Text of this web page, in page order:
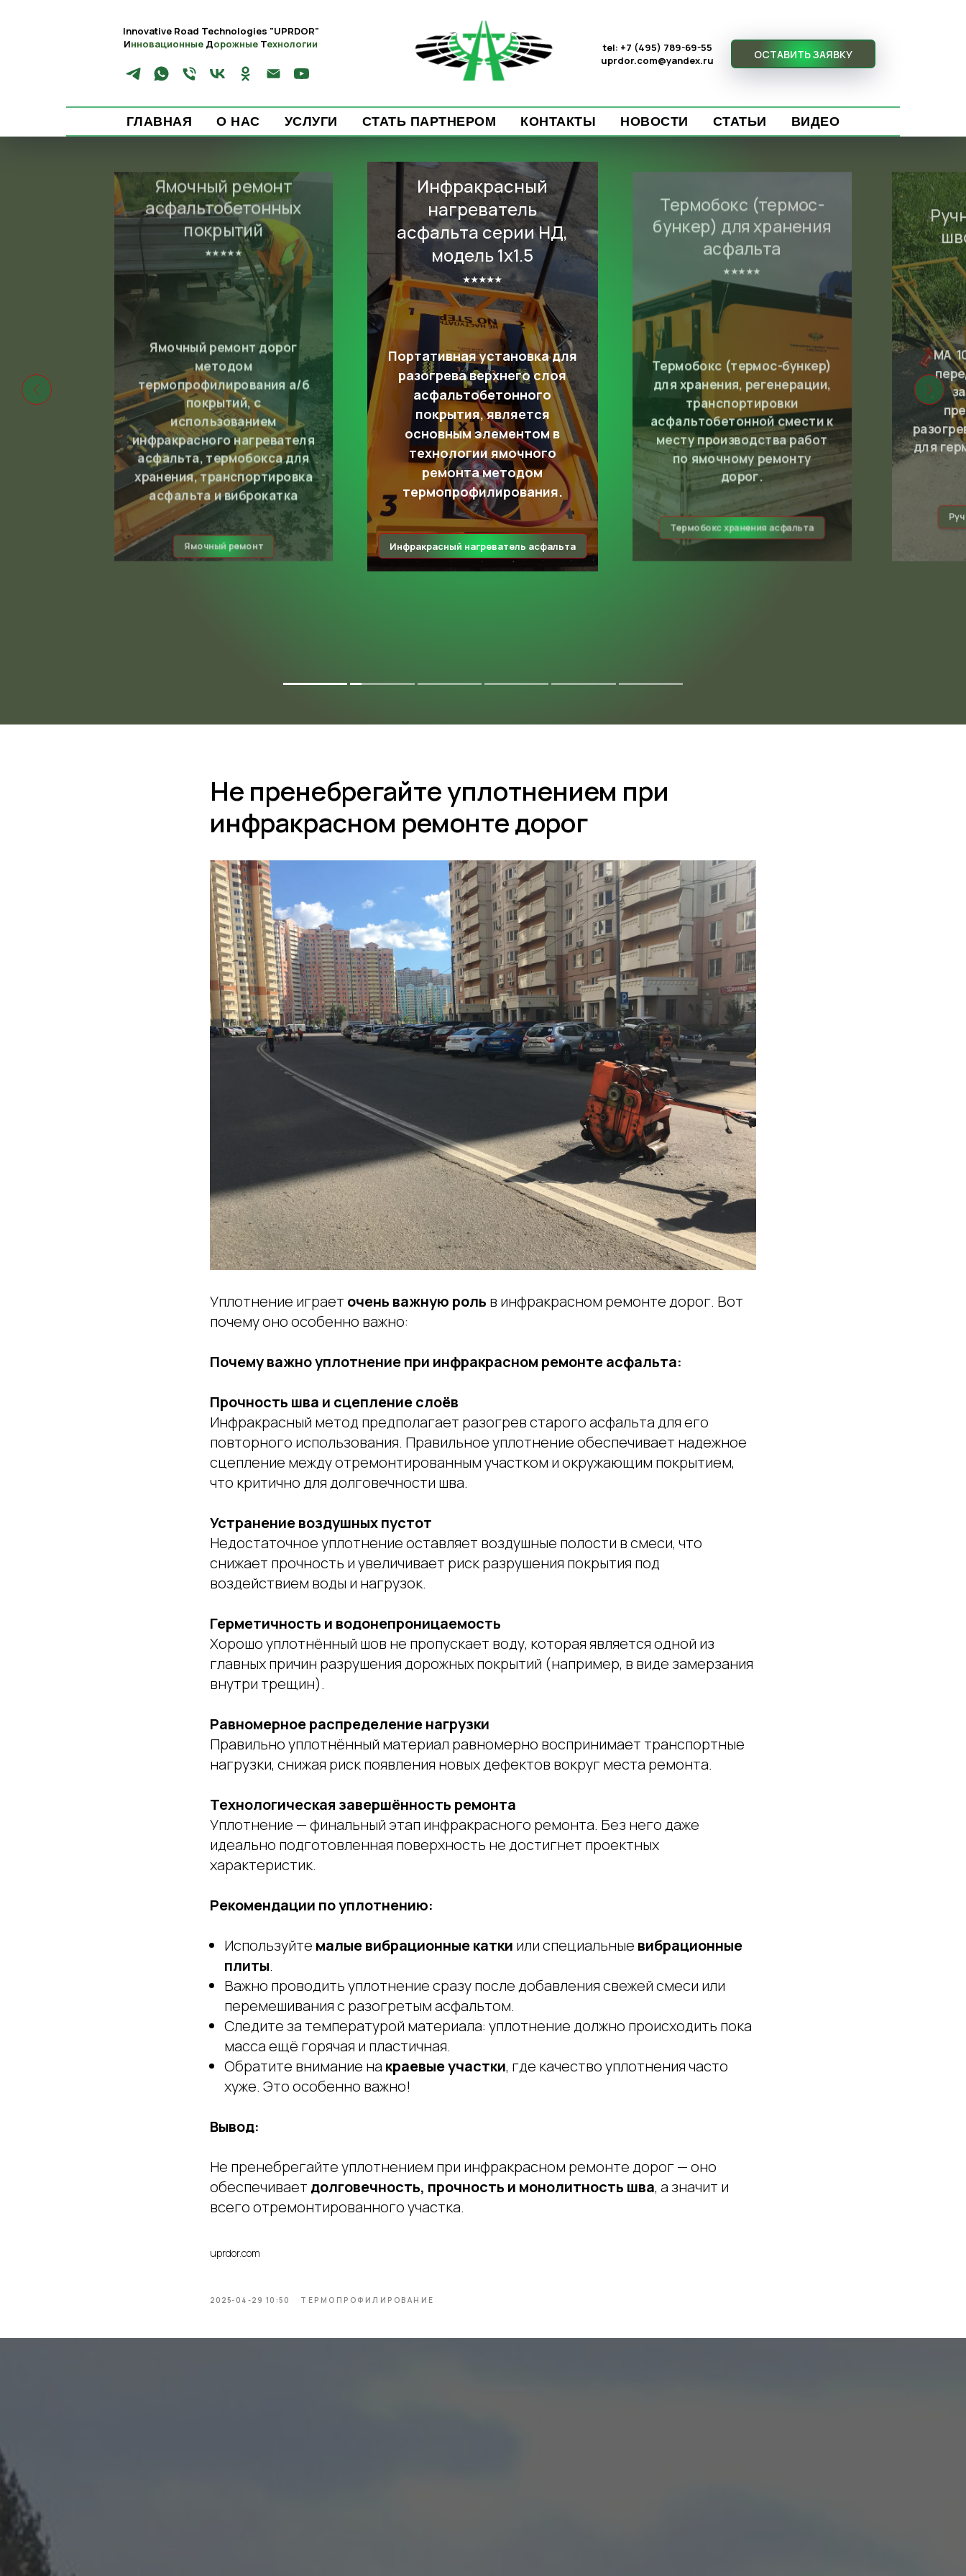
Innovative Road Technologies "UPRDOR"
Инновационные Дорожные Технологии
tel: +7 (495) 789-69-55
uprdor.com@yandex.ru
ОСТАВИТЬ ЗАЯВКУ
ГЛАВНАЯ О НАС УСЛУГИ СТАТЬ ПАРТНЕРОМ КОНТАКТЫ НОВОСТИ СТАТЬИ ВИДЕО
Ямочный ремонт
асфальтобетонных
покрытий
⭑⭑⭑⭑⭑
Ямочный ремонт дорог
методом
термопрофилирования а/б
покрытий, с
использованием
инфракрасного нагревателя
асфальта, термобокса для
хранения, транспортировка
асфальта и виброкатка
Ямочный ремонт
Инфракрасный
нагреватель
асфальта серии НД,
модель 1х1.5
⭑⭑⭑⭑⭑
Портативная установка для
разогрева верхнего слоя
асфальтобетонного
покрытия, является
основным элементом в
технологии ямочного
ремонта методом
термопрофилирования.
Инфракрасный нагреватель асфальта
Термобокс (термос-
бункер) для хранения
асфальта
⭑⭑⭑⭑⭑
Термобокс (термос-бункер)
для хранения, регенерации,
транспортировки
асфальтобетонной смести к
месту производства работ
по ямочному ремонту
дорог.
Термобокс хранения асфальта
MA
для
Не пренебрегайте уплотнением при
инфракрасном ремонте дорог
Уплотнение играет очень важную роль в инфракрасном ремонте дорог. Вот
почему оно особенно важно:
Почему важно уплотнение при инфракрасном ремонте асфальта:
Прочность шва и сцепление слоёв
Инфракрасный метод предполагает разогрев старого асфальта для его
повторного использования. Правильное уплотнение обеспечивает надежное
сцепление между отремонтированным участком и окружающим покрытием,
что критично для долговечности шва.
Устранение воздушных пустот
Недостаточное уплотнение оставляет воздушные полости в смеси, что
снижает прочность и увеличивает риск разрушения покрытия под
воздействием воды и нагрузок.
Герметичность и водонепроницаемость
Хорошо уплотнённый шов не пропускает воду, которая является одной из
главных причин разрушения дорожных покрытий (например, в виде замерзания
внутри трещин).
Равномерное распределение нагрузки
Правильно уплотнённый материал равномерно воспринимает транспортные
нагрузки, снижая риск появления новых дефектов вокруг места ремонта.
Технологическая завершённость ремонта
Уплотнение — финальный этап инфракрасного ремонта. Без него даже
идеально подготовленная поверхность не достигнет проектных
характеристик.
Рекомендации по уплотнению:
Используйте малыевибрационные катки или специальные вибрационные
плиты.
Важно проводить уплотнение сразу после добавления свежей смеси или
перемешивания с разогретым асфальтом.
Следите за температурой материала: уплотнение должно происходить пока
масса ещё горячая и пластичная.
Обратите внимание на краевые участки, где качество уплотнения часто
хуже. Это особенно важно!
Вывод:
Не пренебрегайте уплотнением при инфракрасном ремонте дорог — оно
обеспечивает долговечность, прочность и монолитность шва, а значит и
всего отремонтированного участка.
uprdor.com
2025-04-29 10:50 ТЕРМОПРОФИЛИРОВАНИЕ